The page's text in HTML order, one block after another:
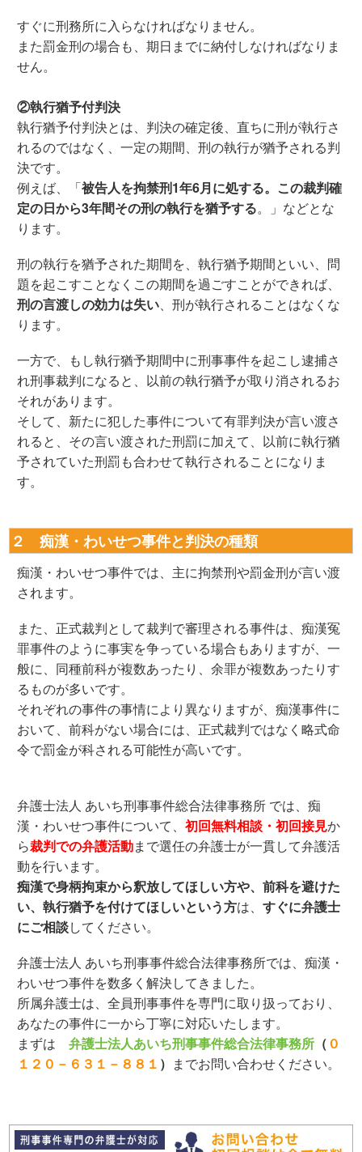
すぐに刑務所に入らなければなりません。
また罰金刑の場合も、期日までに納付しなければなりま
せん。
②執行猶予付判決
執行猶予付判決とは、判決の確定後、直ちに刑が執行さ
れるのではなく、一定の期間、刑の執行が猶予される判
決です。
例えば、「被告人を拘禁刑1年6月に処する。この裁判確
定の日から3年間その刑の執行を猶予する。」などとな
ります。
刑の執行を猶予された期間を、執行猶予期間といい、問
題を起こすことなくこの期間を過ごすことができれば、
刑の言渡しの効力は失い、刑が執行されることはなくな
ります。
一方で、もし執行猶予期間中に刑事事件を起こし逮捕さ
れ刑事裁判になると、以前の執行猶予が取り消されるお
それがあります。
そして、新たに犯した事件について有罪判決が言い渡さ
れると、その言い渡された刑罰に加えて、以前に執行猶
予されていた刑罰も合わせて執行されることになりま
す。
２ 痴漢・わいせつ事件と判決の種類
痴漢・わいせつ事件では、主に拘禁刑や罰金刑が言い渡
されます。
また、正式裁判として裁判で審理される事件は、痴漢冤
罪事件のように事実を争っている場合もありますが、一
般に、同種前科が複数あったり、余罪が複数あったりす
るものが多いです。
それぞれの事件の事情により異なりますが、痴漢事件に
おいて、前科がない場合には、正式裁判ではなく略式命
令で罰金が科される可能性が高いです。
弁護士法人 あいち刑事事件総合法律事務所 では、痴
漢・わいせつ事件について、初回無料相談・初回接見か
ら裁判での弁護活動まで選任の弁護士が一貫して弁護活
動を行います。
痴漢で身柄拘束から釈放してほしい方や、前科を避けた
い、執行猶予を付けてほしいという方は、すぐに弁護士
にご相談してください。
弁護士法人 あいち刑事事件総合法律事務所では、痴漢・
わいせつ事件を数多く解決してきました。
所属弁護士は、全員刑事事件を専門に取り扱っており、
あなたの事件に一から丁寧に対応いたします。
まずは弁護士法人あいち刑事事件総合法律事務所 （０
１２０－６３１－８８１ ） までお問い合わせください。